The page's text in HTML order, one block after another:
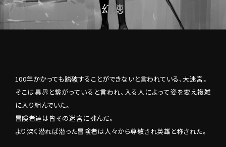
幻聴
100年かかっても踏破することができないと言われている、大迷宮。
そこは異界と繋がっていると言われ、入る人によって姿を変え複雑
に入り組んでいた。
冒険者達は皆その迷宮に挑んだ。
より深く潜れば潜った冒険者は人々から尊敬され英雄と称された。